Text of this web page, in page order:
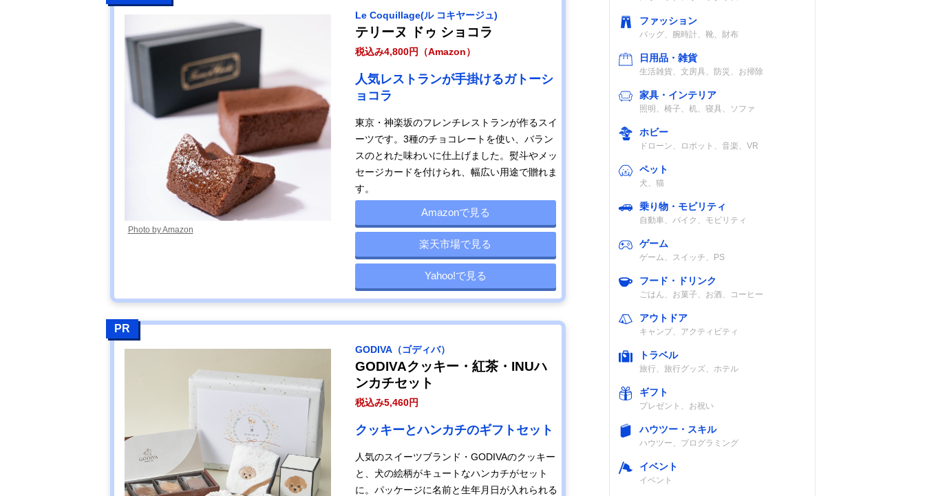
Photo by Amazon
Le Coquillage(ル コキヤージュ)
テリーヌ ドゥ ショコラ
税込み4,800円（Amazon）
人気レストランが手掛けるガトーシ
ョコラ
東京・神楽坂のフレンチレストランが作るスイ
ーツです。3種のチョコレートを使い、バラン
スのとれた味わいに仕上げました。熨斗やメッ
セージカードを付けられ、幅広い用途で贈れま
す。
Amazonで見る
楽天市場で見る
Yahoo!で見る
PR
GODIVA（ゴディバ）
GODIVAクッキー・紅茶・INUハ
ンカチセット
税込み5,460円
クッキーとハンカチのギフトセット
人気のスイーツブランド・GODIVAのクッキー
と、犬の絵柄がキュートなハンカチがセット
に。パッケージに名前と生年月日が入れられる
ファッション
バッグ、腕時計、靴、財布
日用品・雑貨
生活雑貨、文房具、防災、お掃除
家具・インテリア
照明、椅子、机、寝具、ソファ
ホビー
ドローン、ロボット、音楽、VR
ペット
犬、猫
乗り物・モビリティ
自動車、バイク、モビリティ
ゲーム
ゲーム、スイッチ、PS
フード・ドリンク
ごはん、お菓子、お酒、コーヒー
アウトドア
キャンプ、アクティビティ
トラベル
旅行、旅行グッズ、ホテル
ギフト
プレゼント、お祝い
ハウツー・スキル
ハウツー、プログラミング
イベント
イベント